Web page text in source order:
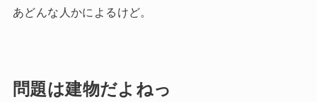
あどんな人かによるけど。
問題は建物だよねっ